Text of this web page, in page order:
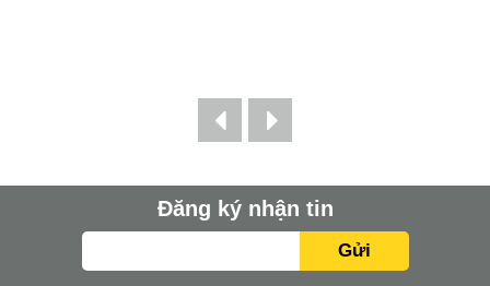
Đăng ký nhận tin
Gửi